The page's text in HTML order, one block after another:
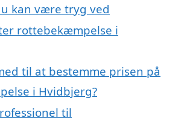
kan være tryg ved
rottebekæmpelse i
til at bestemme prisen på
i Hvidbjerg?
til